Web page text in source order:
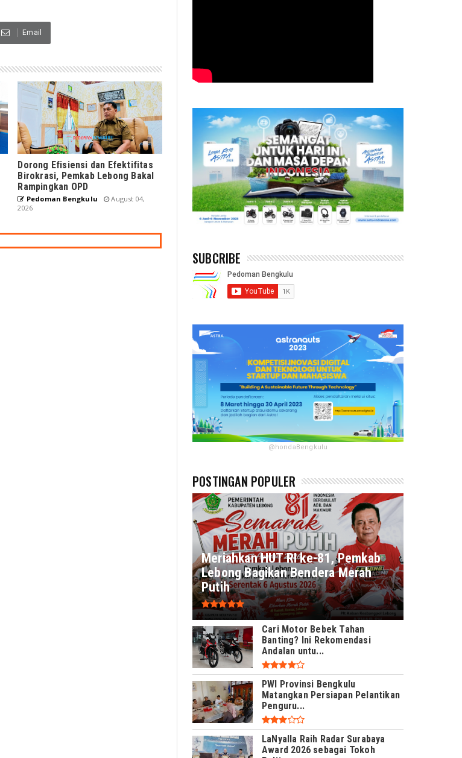
Email
Dorong Efisiensi dan Efektifitas
Birokrasi, Pemkab Lebong Bakal
Rampingkan OPD
Pedoman Bengkulu
August 04,
2026
SUBCRIBE
@hondaBengkulu
POSTINGAN POPULER
Meriahkan HUT RI ke-81, Pemkab
Lebong Bagikan Bendera Merah
Putih
Cari Motor Bebek Tahan
Banting? Ini Rekomendasi
Andalan untu...
PWI Provinsi Bengkulu
Matangkan Persiapan Pelantikan
Penguru...
LaNyalla Raih Radar Surabaya
Award 2026 sebagai Tokoh